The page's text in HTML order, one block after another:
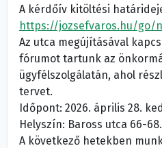
A kérdőív kitöltési
https://jozsefvaros.hu/go/
Az utca megújításával
fórumot tartunk az
ügyfélszolgálatán, ahol
tervet.
Időpont: 2026. április 28.
Helyszín: Baross utca 66-68.
A következő hetekben